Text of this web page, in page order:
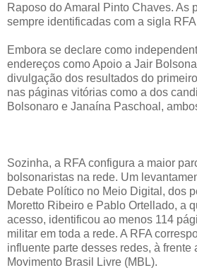
Raposo do Amaral Pinto Chaves. As
sempre identificadas com a sigla
Embora se declare como
endereços como Apoio a Jair
divulgação dos resultados do
nas páginas vitórias como a dos
Bolsonaro e Janaína Paschoal,
Sozinha, a RFA configura a maior
bolsonaristas na rede. Um
Debate Político no Meio Digital, dos
Moretto Ribeiro e Pablo Ortellado, a
acesso, identificou ao menos 114
militar em toda a rede. A RFA
influente parte desses redes, à frente
Movimento Brasil Livre (MBL).